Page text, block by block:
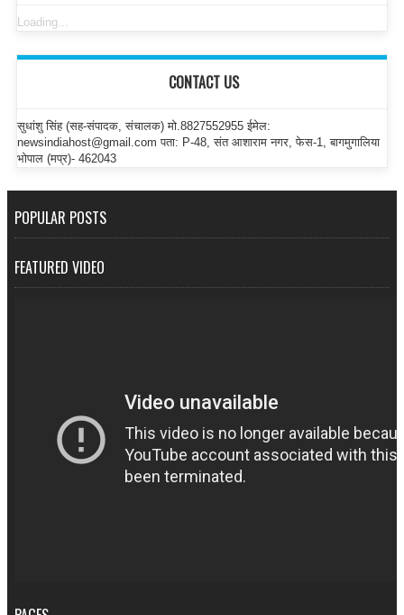
Loading...
CONTACT US
सुधांशु सिंह (सह-संपादक, संचालक) मो.8827552955 ईमेल:
newsindiahost@gmail.com पता: P-48, संत आशाराम नगर, फेस-1, बागमुगालिया
भोपाल (मप्र)- 462043
POPULAR POSTS
FEATURED VIDEO